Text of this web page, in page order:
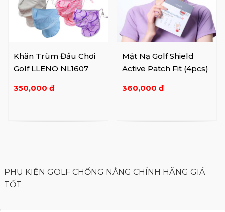
Khăn Trùm Đầu Chơi
Golf LLENO NL1607
350,000 đ
Mặt Nạ Golf Shield
Active Patch Fit (4pcs)
360,000 đ
PHỤ KIỆN GOLF CHỐNG NẮNG CHÍNH HÃNG GIÁ
TỐT